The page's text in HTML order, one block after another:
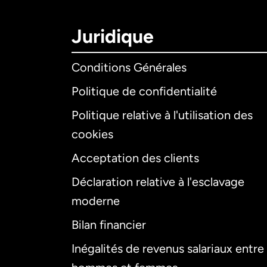
Juridique
Conditions Générales
Politique de confidentialité
Politique relative à l'utilisation des
cookies
Acceptation des clients
Déclaration relative à l'esclavage
moderne
Bilan financier
Inégalités de revenus salariaux entre